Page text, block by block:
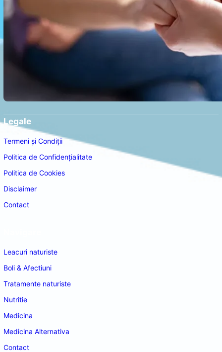
Legale
Termeni și Condiții
Politica de Confidențialitate
Politica de Cookies
Disclaimer
Contact
Leacuri naturiste
Boli & Afectiuni
Tratamente naturiste
Nutritie
Medicina
Medicina Alternativa
Contact